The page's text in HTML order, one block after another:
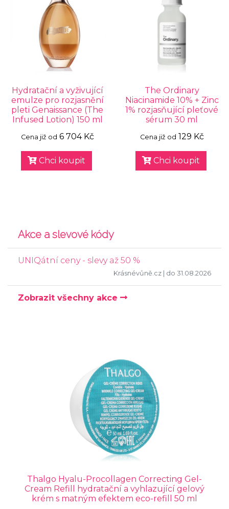
Hydratační a vyživující
emulze pro rozjasnění
pleti Genaissance (The
Infused Lotion) 150 ml
Cena již od 6 704 Kč
Chci koupit
The Ordinary
Niacinamide 10% + Zinc
1% rozjasňující pleťové
sérum 30 ml
Cena již od 129 Kč
Chci koupit
Akce a slevové kódy
UNIQátní ceny - slevy až 50 %
Krásnévůně.cz | do 31.08.2026
Zobrazit všechny akce
Thalgo Hyalu-Procollagen Correcting Gel-
Cream Refill hydratační a vyhlazující gelový
krém s matným efektem eco-refill 50 ml